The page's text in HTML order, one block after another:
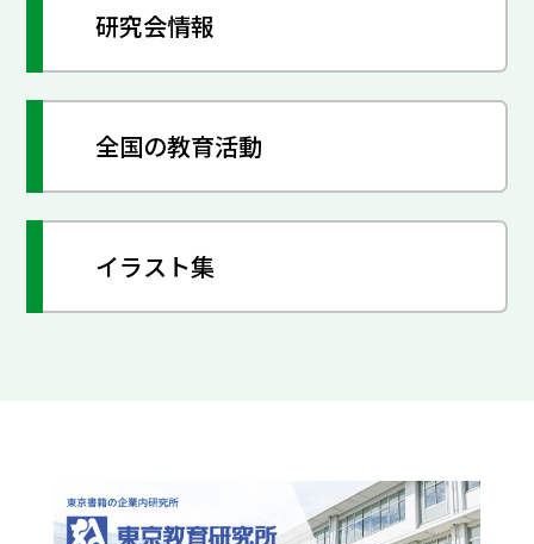
研究会情報
全国の教育活動
イラスト集